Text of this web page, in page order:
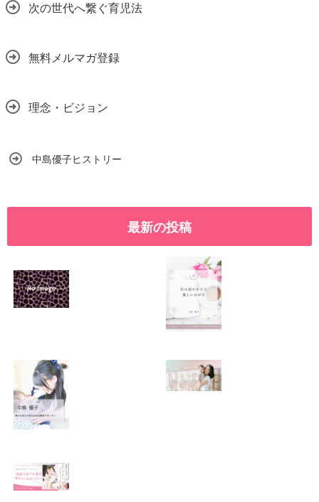
次の世代へ繋ぐ育児法
無料メルマガ登録
理念・ビジョン
中島優子ヒストリー
最新の投稿
2026.01.11 2026.01.08
りますように
2026.01.06